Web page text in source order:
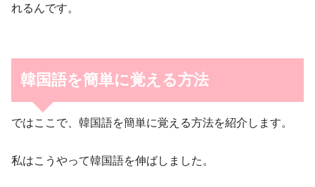
れるんです。
韓国語を簡単に覚える方法
ではここで、韓国語を簡単に覚える方法を紹介します。
私はこうやって韓国語を伸ばしました。